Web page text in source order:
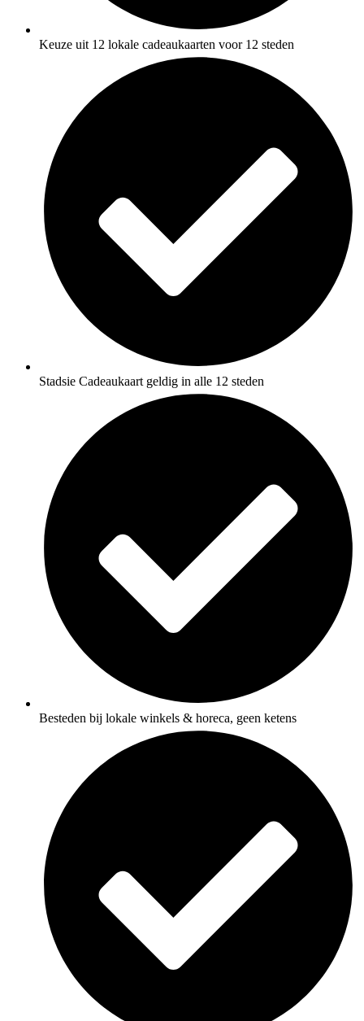
Keuze uit 12 lokale cadeaukaarten voor 12 steden
Stadsie Cadeaukaart geldig in alle 12 steden
Besteden bij lokale winkels & horeca, geen ketens